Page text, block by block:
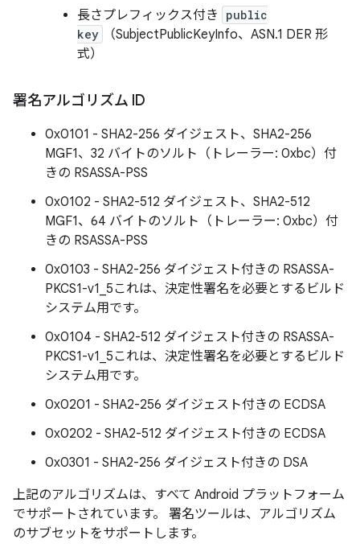
長さプレフィックス付き
public
key
（SubjectPublicKeyInfo、ASN.1 DER 形
式）
署名アルゴリズム ID
0x0101 - SHA2-256 ダイジェスト、SHA2-256
MGF1、32 バイトのソルト（トレーラー: 0xbc）付
きの RSASSA-PSS
0x0102 - SHA2-512 ダイジェスト、SHA2-512
MGF1、64 バイトのソルト（トレーラー: 0xbc）付
きの RSASSA-PSS
0x0103 - SHA2-256 ダイジェスト付きの RSASSA-
PKCS1-v1_5これは、決定性署名を必要とするビルド
システム用です。
0x0104 - SHA2-512 ダイジェスト付きの RSASSA-
PKCS1-v1_5これは、決定性署名を必要とするビルド
システム用です。
0x0201 - SHA2-256 ダイジェスト付きの ECDSA
0x0202 - SHA2-512 ダイジェスト付きの ECDSA
0x0301 - SHA2-256 ダイジェスト付きの DSA
上記のアルゴリズムは、すべて Android プラットフォーム
でサポートされています。 署名ツールは、アルゴリズム
のサブセットをサポートします。